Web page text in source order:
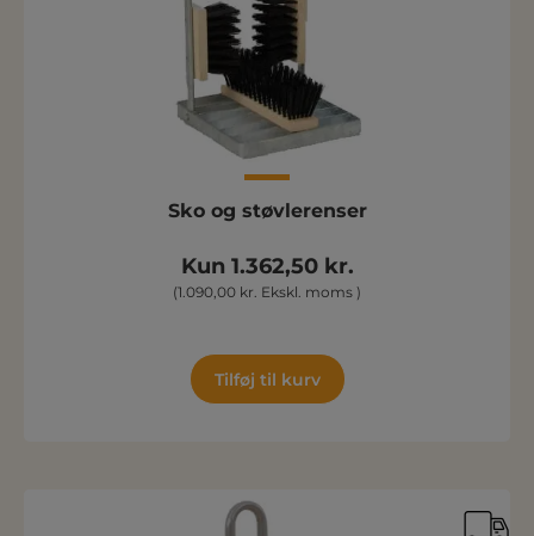
Sko og støvlerenser
Kun 1.362,50 kr.
(1.090,00 kr. Ekskl. moms )
Tilføj til kurv